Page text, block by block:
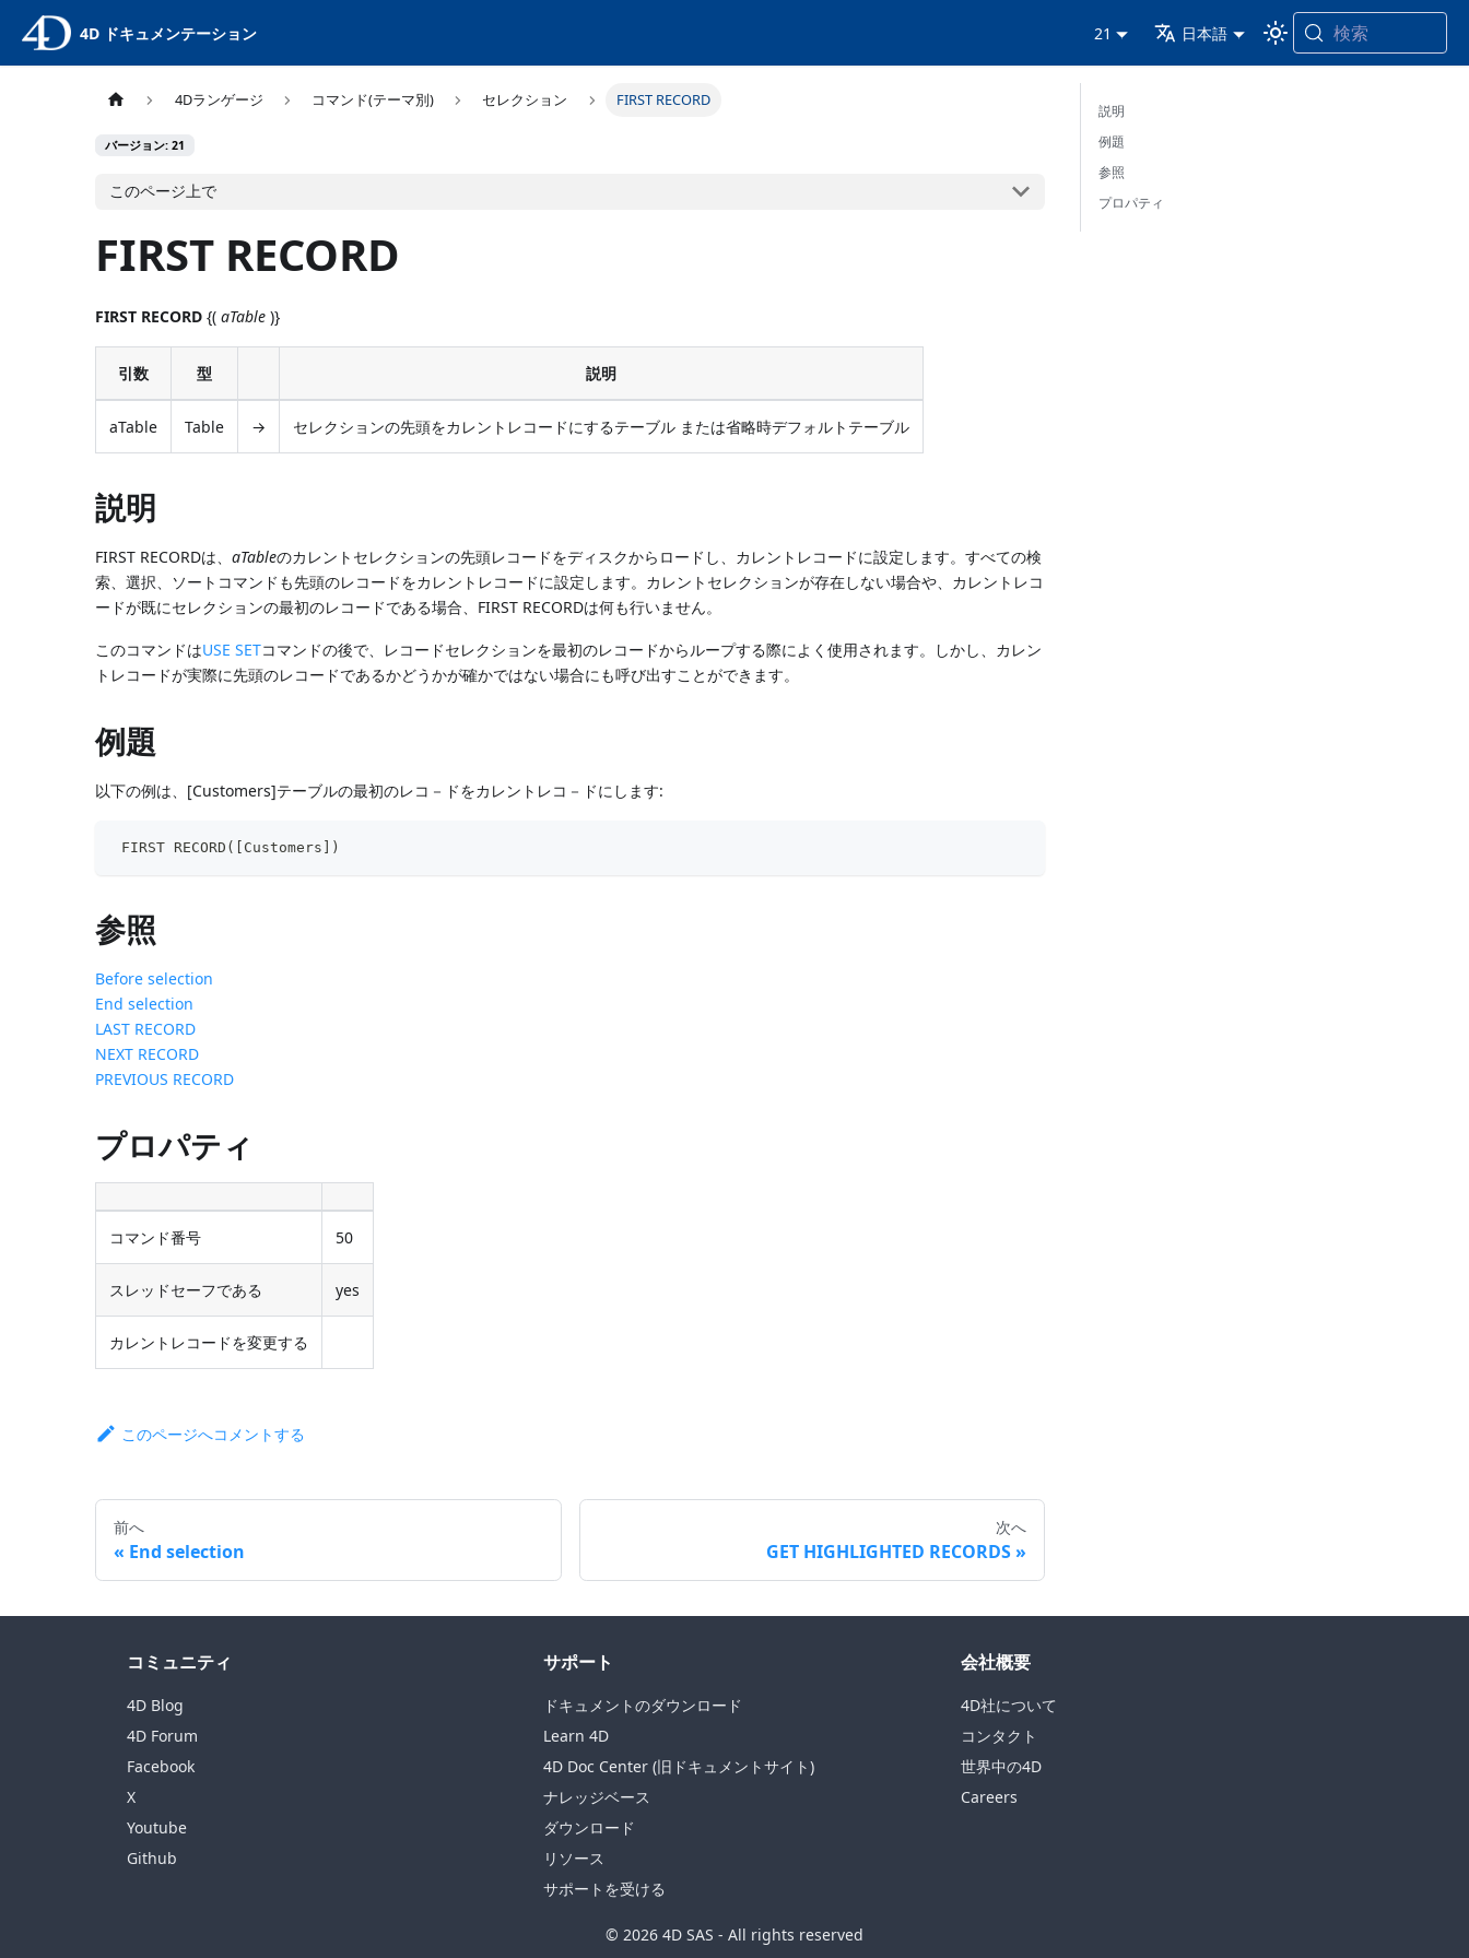
4D ドキュメンテーション 21 日本語 検索
4Dランゲージ コマンド(テーマ別) セレクション FIRST RECORD
バージョン: 21
このページ上で
FIRST RECORD
FIRST RECORD {(aTable )}
引数 型 説明
aTable Table → セレクションの先頭をカレントレコードにするテーブル または省略時デフォルトテーブル
説明
FIRST RECORDは、aTableのカレントセレクションの先頭レコードをディスクからロードし、カレントレコードに設定します。すべての検
索、選択、ソートコマンドも先頭のレコードをカレントレコードに設定します。カレントセレクションが存在しない場合や、カレントレコ
ードが既にセレクションの最初のレコードである場合、FIRST RECORDは何も行いません。
このコマンドはUSE SETコマンドの後で、レコードセレクションを最初のレコードからループする際によく使用されます。しかし、カレン
トレコードが実際に先頭のレコードであるかどうかが確かではない場合にも呼び出すことができます。
例題
以下の例は、[Customers]テーブルの最初のレコ－ドをカレントレコ－ドにします:
FIRST RECORD([Customers])
参照
Before selection
End selection
LAST RECORD
NEXT RECORD
PREVIOUS RECORD
プロパティ
コマンド番号 50
スレッドセーフである yes
カレントレコードを変更する
このページへコメントする
前へ
End selection
次へ
GET HIGHLIGHTED RECORDS
説明
例題
参照
プロパティ
コミュニティ
4D Blog
4D Forum
Facebook
X
Youtube
Github
サポート
ドキュメントのダウンロード
Learn 4D
4D Doc Center (旧ドキュメントサイト)
ナレッジベース
ダウンロード
リソース
サポートを受ける
会社概要
4D社について
コンタクト
世界中の4D
Careers
© 2026 4D SAS - All rights reserved